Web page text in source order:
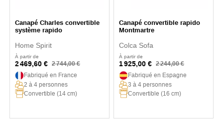
Canapé Charles convertible
système rapido
Home Spirit
À partir de
2 469,60 € 2 744,00 €
Fabriqué en France
2 à 4 personnes
Convertible (14 cm)
Canapé convertible rapido
Montmartre
Colca Sofa
À partir de
1 925,00 € 2 244,00 €
Fabriqué en Espagne
3 à 4 personnes
Convertible (16 cm)